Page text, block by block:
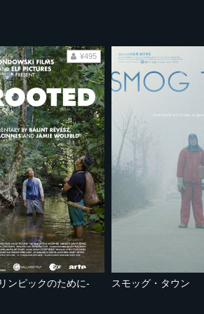
ンピックのために-
¥495
スモッグ・タウン